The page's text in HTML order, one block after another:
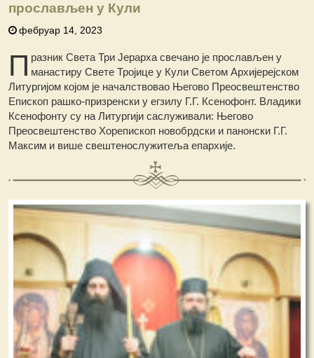
прослављен у Кули
фебруар 14, 2023
П разник Света Три Јерарха свечано је прослављен у
манастиру Свете Тројице у Кули Светом Архијерејском
Литургијом којом је началствовао Његово Преосвештенство
Епископ рашко-призренски у егзилу Г.Г. Ксенофонт. Владики
Ксенофонту су на Литургији саслуживали: Његово
Преосвештенство Хорепископ новобрдски и панонски Г.Г.
Максим и више свештенослужитеља епархије.